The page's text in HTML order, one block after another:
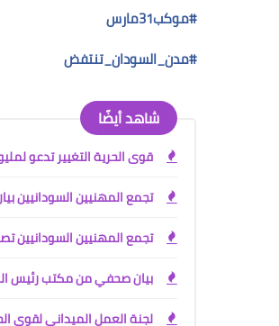
#موكب31مارس
#مدن_السودان_تنتفض
شاهد أيضًا
قوى الحرية التغيير تدعو
تجمع المهنيين السودانيين
تجمع المهنيين السودانيين
بيان صحفي من مكتب رئيس
لجنة العمل الميداني لقوى